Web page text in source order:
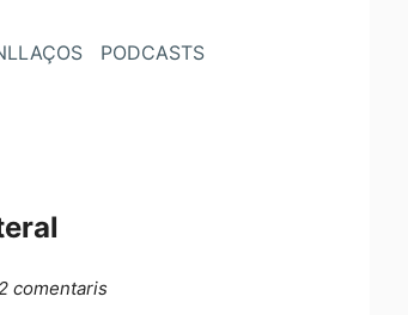
PODCASTS
comentaris